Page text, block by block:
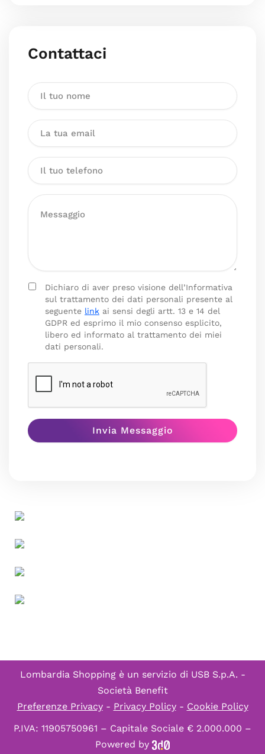
Contattaci
Dichiaro di aver preso visione dell’Informativa
sul trattamento dei dati personali presente al
seguente link ai sensi degli artt. 13 e 14 del
GDPR ed esprimo il mio consenso esplicito,
libero ed informato al trattamento dei miei
dati personali.
Lombardia Shopping è un servizio di USB S.p.A. -
Società Benefit
Preferenze Privacy- Privacy Policy- Cookie Policy
P.IVA: 11905750961 – Capitale Sociale € 2.000.000 –
Powered by